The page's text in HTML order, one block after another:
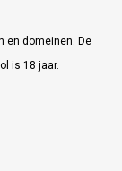
en domeinen. De
is 18 jaar.